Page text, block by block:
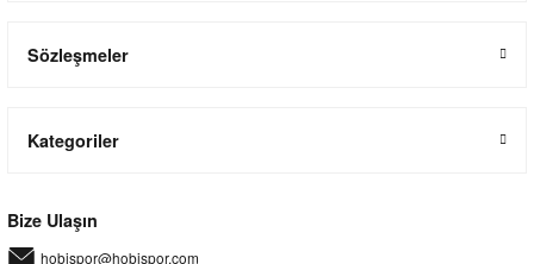
Sözleşmeler
Kategoriler
Bize Ulaşın
hobispor@hobispor.com